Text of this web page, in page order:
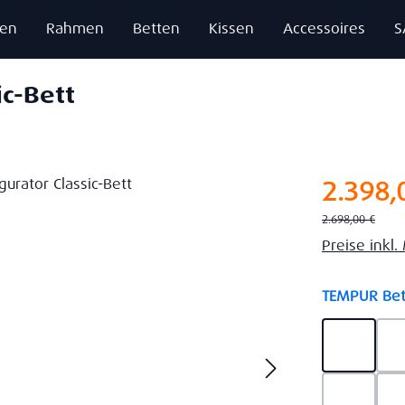
Rahmen Betten Kissen Accessoires
Bett
Regulärer Preis:
2.698,00 €
Preise inkl.
TEMPUR